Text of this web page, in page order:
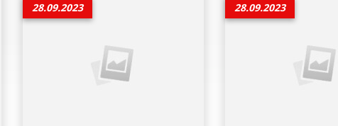
28.09.2023 28.09.2023